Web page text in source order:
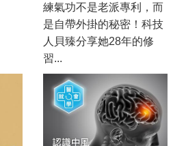
練氣功不是老派專利，而
是自帶外掛的秘密！科技
人貝臻分享她28年的修
習...